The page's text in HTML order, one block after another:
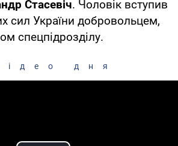
Стасевіч. Чоловік вступив
сил України добровольцем,
спецпідрозділу.
дня